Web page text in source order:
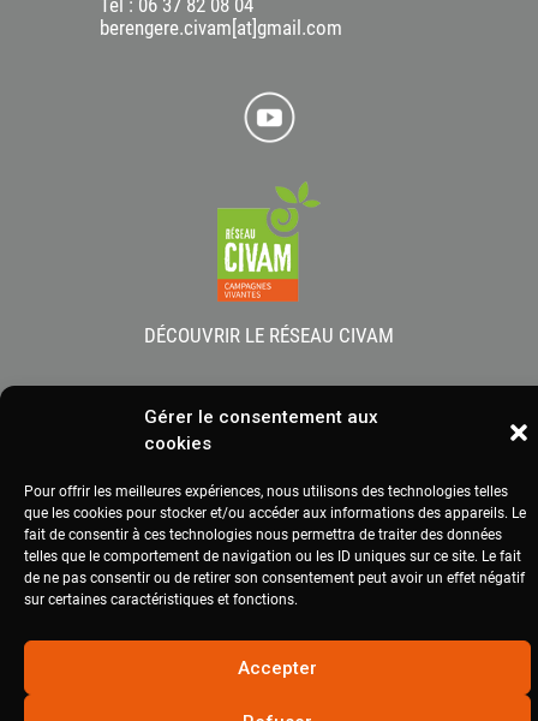
Gérer le consentement aux
cookies
Pour offrir les meilleures expériences, nous utilisons des technologies telles
que les cookies pour stocker et/ou accéder aux informations des appareils. Le
fait de consentir à ces technologies nous permettra de traiter des données
telles que le comportement de navigation ou les ID uniques sur ce site. Le fait
de ne pas consentir ou de retirer son consentement peut avoir un effet négatif
sur certaines caractéristiques et fonctions.
Accepter
Tel : 06 37 82 08 04
berengere.civam[at]gmail.com
DÉCOUVRIR LE RÉSEAU CIVAM
2020civam.org